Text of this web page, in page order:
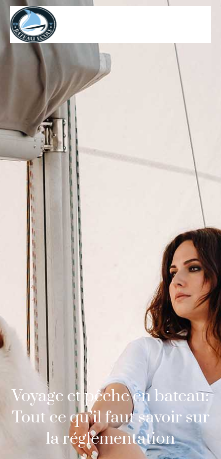
Voyage et pêche en bateau:
Tout ce qu’il faut savoir sur
la réglementation